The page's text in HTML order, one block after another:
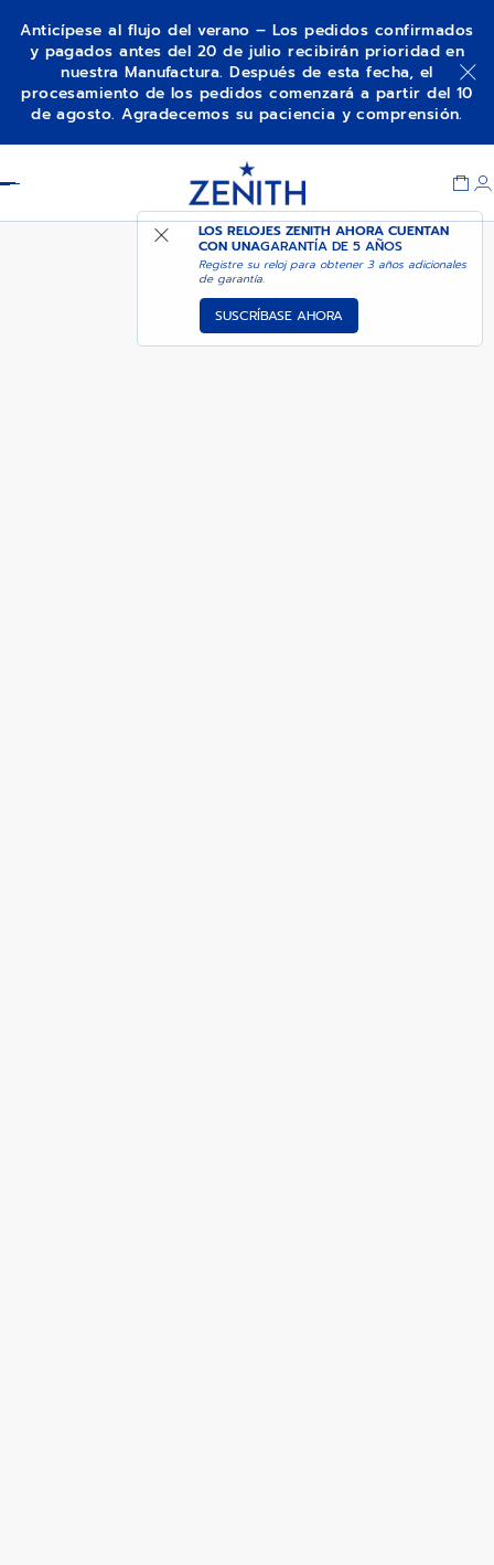
Anticípese al flujo del verano – Los pedidos confirmados
y pagados antes del 20 de julio recibirán prioridad en
nuestra Manufactura. Después de esta fecha, el
procesamiento de los pedidos comenzará a partir del 10
de agosto. Agradecemos su paciencia y comprensión.
LOS RELOJES ZENITH AHORA CUENTAN
CON UNAGARANTÍA DE 5 AÑOS
Registre su reloj para obtener 3 años adicionales
de garantía.
SUSCRÍBASE AHORA
CHRONOMASTER ORIGINAL AÑADIR A LA CESTA